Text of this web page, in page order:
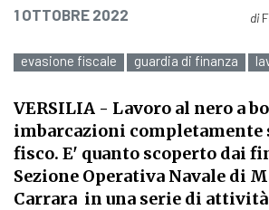
PUBBLICATO IL
1 OTTOBRE 2022 di
evasione fiscale guardia di finanza
VERSILIA - Lavoro al nero a
imbarcazioni completamente
fisco. E' quanto scoperto dai
Sezione Operativa Navale di
Carrara in una serie di